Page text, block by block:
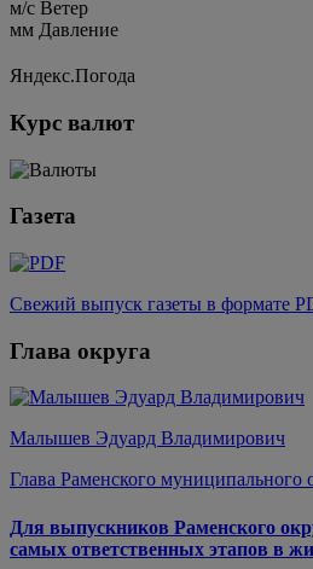
м/c Ветер
мм Давление
Яндекс.Погода
Курс валют
Газета
Свежий выпуск газеты в формате
Глава округа
Малышев Эдуард Владимирович
Глава Раменского муниципального
Для выпускников Раменского
самых ответственных этапов в